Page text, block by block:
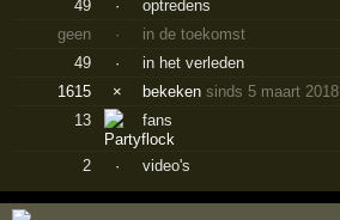
49 ·
optredens
geen
·
in de toekomst
49
·
in het verleden
1615
× bekekensinds 5 maart 2018
13
fans
2 · video's